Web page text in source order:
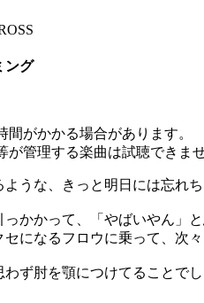
ング
がかかる場合があります。
管理する楽曲は試聴できませ
うな、きっと明日には忘れ
かかって、「やばいやん」
になるフロウに乗って、次
ず肘を顎につけてることでし